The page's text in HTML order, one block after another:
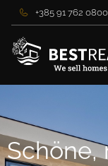
+385 91 762 0800
Schöne,